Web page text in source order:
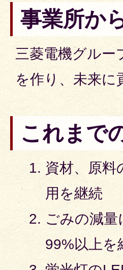
事業所か
三菱電機グルー
を作り、未来に
これまで
資材、原料
用を継続
ごみの減
99%以上を